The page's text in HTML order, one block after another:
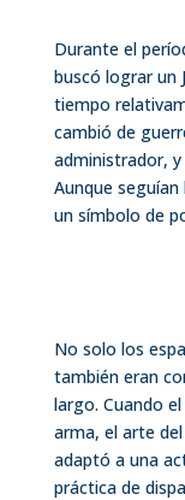
Durante el
buscó lograr un
tiempo
cambió de
administrador,
Aunque
un símbolo de
No solo los
también eran
largo. Cuando
arma, el arte del
adaptó a una
práctica de